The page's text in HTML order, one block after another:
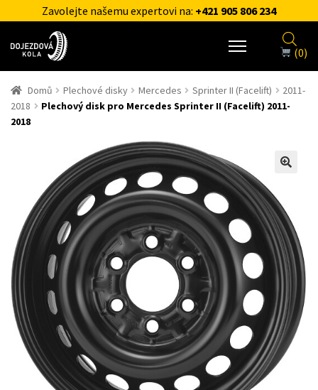
Zavolejte našemu expertovi na: +421 905 806 234
(0)
Domů Plechové disky Mercedes Sprinter II (Facelift)
2011-
2018
Plechový disk pro Mercedes Sprinter II (Facelift) 2011-
2018